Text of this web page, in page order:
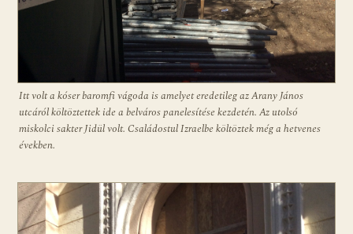
Itt volt a kóser baromfi vágoda is amelyet eredetileg az Arany János
utcáról költöztettek ide a belváros panelesítése kezdetén. Az utolsó
miskolci sakter Jidül volt. Családostul Izraelbe költöztek még a hetvenes
években.